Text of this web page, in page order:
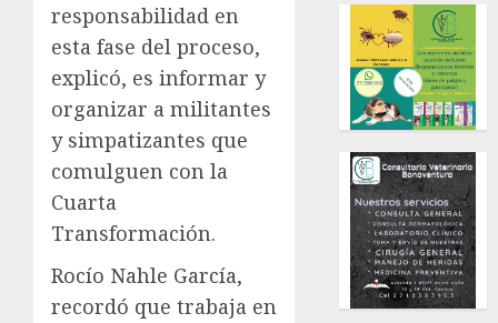
responsabilidad en
esta fase del proceso,
explicó, es informar y
organizar a militantes
y simpatizantes que
comulguen con la
Cuarta
Transformación.
Rocío Nahle García,
recordó que trabaja en